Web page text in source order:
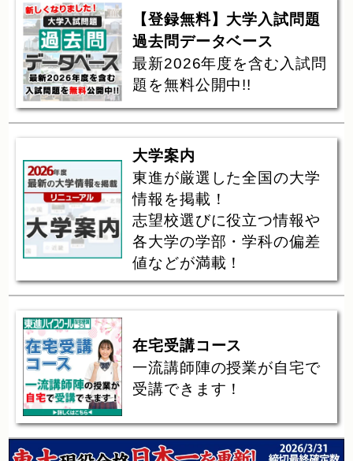
【登録無料】大学入試問題
過去問データベース
最新2026年度を含む入試問
題を無料公開中!!
大学案内
東進が厳選した全国の大学
情報を掲載！
志望校選びに役立つ情報や
各大学の学部・学科の偏差
値などが満載！
在宅受講コース
一流講師陣の授業が自宅で
受講できます！